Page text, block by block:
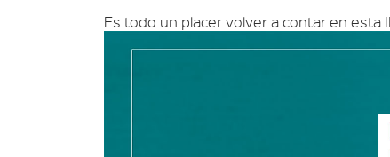
Es todo un placer volver a contar en esta